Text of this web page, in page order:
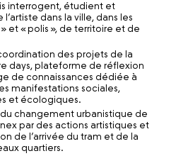
interrogent, étudient et
dans la ville, dans les
et « polis », de territoire et de
des projets de la
days, plateforme de réflexion
de connaissances dédiée à
manifestations sociales,
et écologiques.
changement urbanistique de
par des actions artistiques et
de l’arrivée du tram et de la
quartiers.